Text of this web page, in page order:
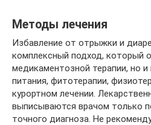
Методы лечения
Избавление от отрыжки и
комплексный подход, который
медикаментозной терапии, но
питания, фитотерапии,
курортном лечении.
выписываются врачом только
точного диагноза. Не